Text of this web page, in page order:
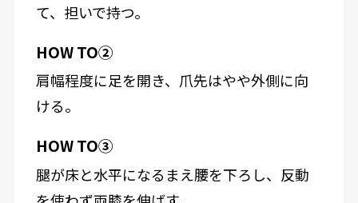
て、担いで持つ。
HOW TO②
肩幅程度に足を開き、爪先はやや外側に向
ける。
HOW TO③
腿が床と水平になるまえ腰を下ろし、反動